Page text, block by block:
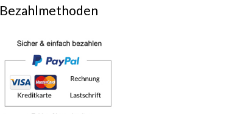
Bezahlmethoden